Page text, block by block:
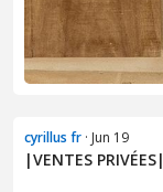
cyrillus fr · Jun 19
|VENTES